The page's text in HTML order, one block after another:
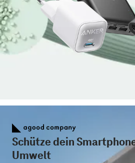
Schütze dein
Umwelt